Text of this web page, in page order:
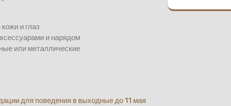
и глаз
и нарядом
или металлические
для поведения в выходные до 11 мая